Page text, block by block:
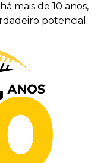
mais de 10 anos,
potencial.